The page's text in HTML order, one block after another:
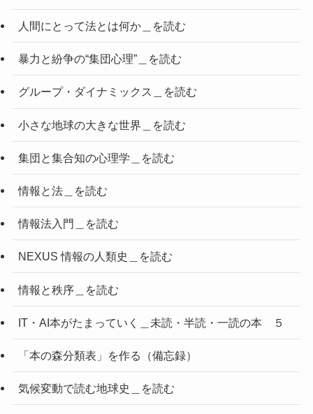
人間にとって法とは何か＿を読む
暴力と紛争の“集団心理”＿を読む
グループ・ダイナミックス＿を読む
小さな地球の大きな世界＿を読む
集団と集合知の心理学＿を読む
情報と法＿を読む
情報法入門＿を読む
NEXUS 情報の人類史＿を読む
情報と秩序＿を読む
IT・AI本がたまっていく＿未読・半読・一読の本 ５
「本の森分類表」を作る（備忘録）
気候変動で読む地球史＿を読む